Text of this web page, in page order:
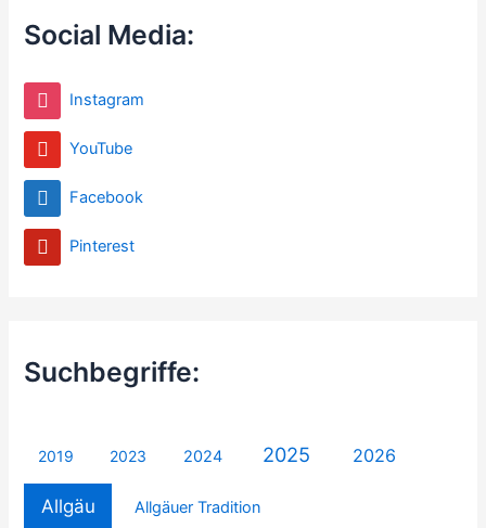
Social Media:
Instagram
YouTube
Facebook
Pinterest
Suchbegriffe:
2019 2023 2024 2025 2026
Allgäu Allgäuer Tradition